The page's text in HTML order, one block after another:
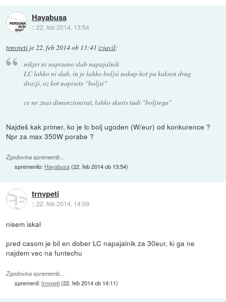
Hayabusa
::22. feb 2014, 13:54
trnvpeti je 22. feb 2014 ob 13:41 izjavil:
nikjer ni napisano slab napajalnik
LC lahko ni slab, in je lahko boljsi nakup kot pa kaksen drug
drazji, oz kot napisete "boljsi"
ce ne znas dimenzionirat, lahko skuris tudi "boljsega"
Najdeš kak primer, ko je lc bolj ugoden (W/eur) od konkurence ?
Npr za max 350W porabe ?
Zgodovina sprememb…
spremenilo: Hayabusa(22. feb 2014 ob 13:54)
trnvpeti
::22. feb 2014, 14:09
nisem iskal
pred casom je bil en dober LC napajalnik za 30eur, ki ga ne
najdem vec na funtechu
Zgodovina sprememb…
spremenil:trnvpeti(22. feb 2014 ob 14:11)